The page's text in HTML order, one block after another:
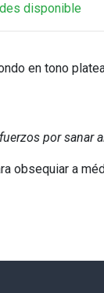
disponible
en tono
por sanar
obsequiar a